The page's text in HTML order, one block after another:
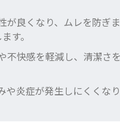
が良くなり、ムレを防ぎ
す。
不快感を軽減し、清潔さ
炎症が発生しにくくなり